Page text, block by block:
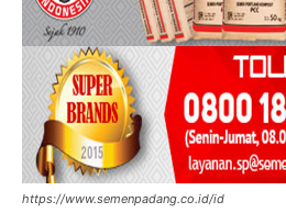
https://www.semenpadang.co.id/id